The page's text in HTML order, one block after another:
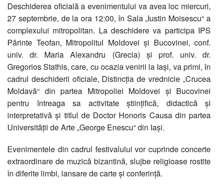
Deschiderea oficială a evenimentului va avea loc miercuri,
27 septembrie, de la ora 12:00, în Sala „Iustin Moisescu“ a
complexului mitropolitan. La deschidere va participa IPS
Părinte Teofan, Mitropolitul Moldovei şi Bucovinei, conf.
univ. dr. Maria Alexandru (Grecia) şi prof. univ. dr.
Gregorios Stathis, care, cu ocazia venirii la Iaşi, va primi, în
cadrul deschiderii oficiale, Distincţia de vrednicie „Crucea
Moldavă“ din partea Mitropoliei Moldovei şi Bucovinei
pentru întreaga sa activitate ştiinţifică, didactică şi
interpretativă şi titlul de Doctor Honoris Causa din partea
Universităţii de Arte „George Enescu“ din Iaşi.
Evenimentele din cadrul festivalului vor cuprinde concerte
extraordinare de muzică bizantină, slujbe religioase rostite
în diferite limbi, lansare de carte şi conferinţă.